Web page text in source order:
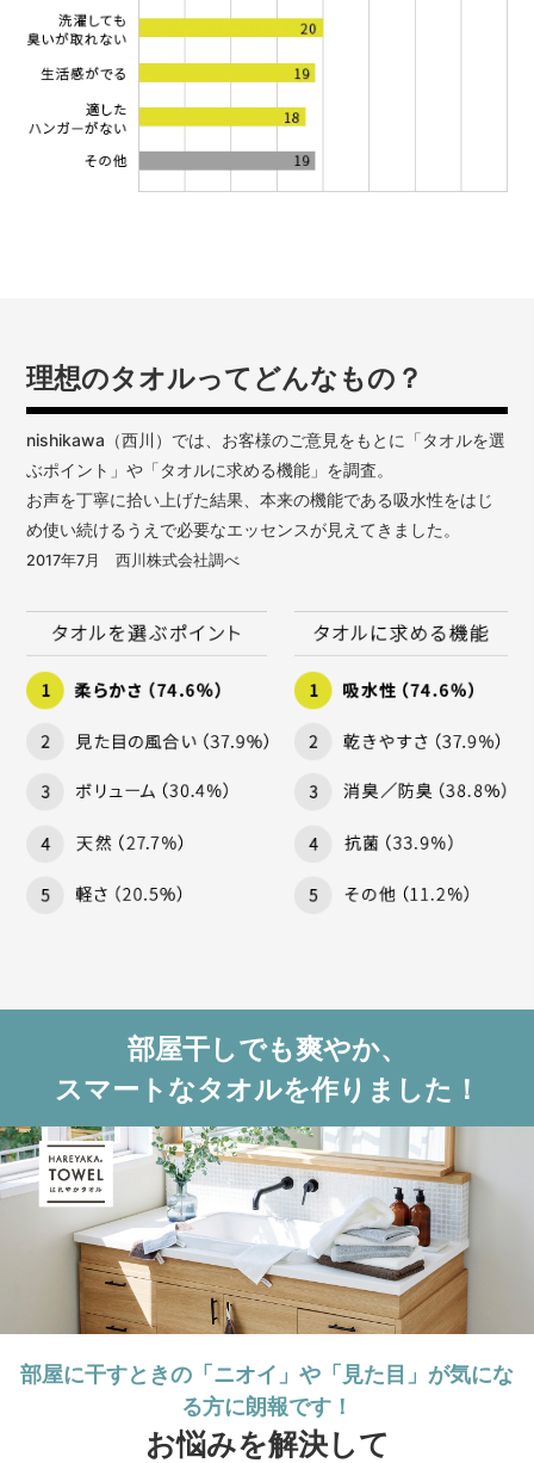
理想のタオルってどんなもの？
nishikawa（西川）では、お客様のご意見をもとに「タオルを選
ぶポイント」や「タオルに求める機能」を調査。
お声を丁寧に拾い上げた結果、本来の機能である吸水性をはじ
め使い続けるうえで必要なエッセンスが見えてきました。
2017年7月 西川株式会社調べ
部屋干しでも爽やか、
スマートなタオルを作りました！
部屋に干すときの「ニオイ」や「見た目」が気にな
る方に朗報です！
お悩みを解決して